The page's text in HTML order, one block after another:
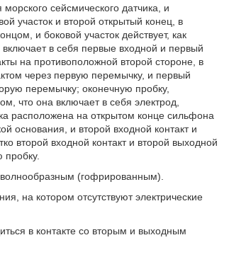
сейсмического датчика, и
участок и второй открытый конец, в
и боковой участок действует, как
в себя первые входной и первый
на противоположной второй стороне, в
через первую перемычку, и первый
перемычку; оконечную пробку,
что она включает в себя электрод,
расположена на открытом конце сильфона
основания, и второй входной контакт и
второй входной контакт и второй выходной
пробку.
(гофрированным).
на котором отсутствуют электрические
в контакте со вторым и выходным